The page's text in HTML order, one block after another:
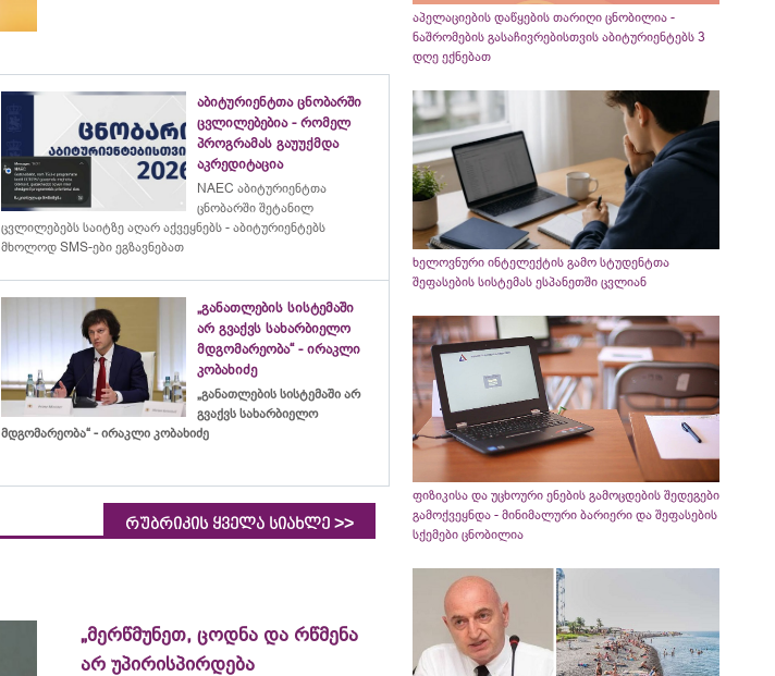
აბიტურიენტთა ცნობარში
ცვლილებებია - რომელ
პროგრამას გაუუქმდა
აკრედიტაცია
NAEC აბიტურიენტთა
ცნობარში შეტანილ
ცვლილებებს საიტზე აღარ აქვეყნებს - აბიტურიენტებს
მხოლოდ SMS-ები ეგზავნებათ
„განათლების სისტემაში
არ გვაქვს სახარბიელო
მდგომარეობა“ - ირაკლი
კობახიძე
„განათლების სისტემაში არ
გვაქვს სახარბიელო
მდგომარეობა“ - ირაკლი კობახიძე
რუბრიკის ყველა სიახლე >>
„მერწმუნეთ, ცოდნა და რწმენა
არ უპირისპირდება
აპელაციების დაწყების თარიღი ცნობილია -
ნაშრომების გასაჩივრებისთვის აბიტურიენტებს 3
დღე ექნებათ
ხელოვნური ინტელექტის გამო სტუდენტთა
შეფასების სისტემას ესპანეთში ცვლიან
ფიზიკისა და უცხოური ენების გამოცდების შედეგები
გამოქვეყნდა - მინიმალური ბარიერი და შეფასების
სქემები ცნობილია